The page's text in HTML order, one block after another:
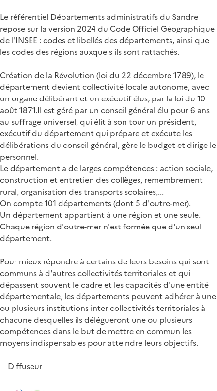
Le référentiel Départements administratifs du Sandre
repose sur la version 2024 du Code Officiel Géographique
de l'INSEE : codes et libellés des départements, ainsi que
les codes des régions auxquels ils sont rattachés.
Création de la Révolution (loi du 22 décembre 1789), le
département devient collectivité locale autonome, avec
un organe délibérant et un exécutif élus, par la loi du 10
août 1871.Il est géré par un conseil général élu pour 6 ans
au suffrage universel, qui élit à son tour un président,
exécutif du département qui prépare et exécute les
délibérations du conseil général, gère le budget et dirige le
personnel.
Le département a de larges compétences : action sociale,
construction et entretien des collèges, remembrement
rural, organisation des transports scolaires,...
On compte 101 départements (dont 5 d'outre-mer).
Un département appartient à une région et une seule.
Chaque région d'outre-mer n'est formée que d'un seul
département.
Pour mieux répondre à certains de leurs besoins qui sont
communs à d'autres collectivités territoriales et qui
dépassent souvent le cadre et les capacités d'une entité
départementale, les départements peuvent adhérer à une
ou plusieurs institutions inter collectivités territoriales à
chacune desquelles ils délégueront une ou plusieurs
compétences dans le but de mettre en commun les
moyens indispensables pour atteindre leurs objectifs.
Diffuseur